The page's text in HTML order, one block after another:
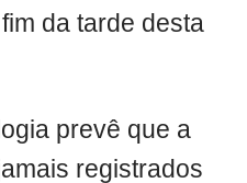
da tarde desta
prevê que a
registrados